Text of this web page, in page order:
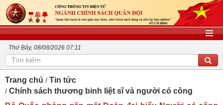
Thứ Bảy, 08/08/2026 07:11
Trang chủ
Tin tức
Chính sách thương binh liệt sĩ và người có công